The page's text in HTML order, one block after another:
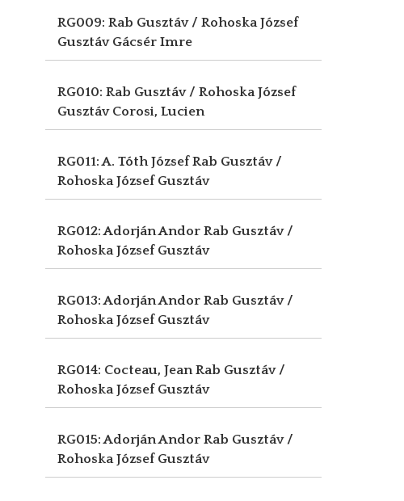
RG009: Rab Gusztáv / Rohoska József
Gusztáv Gácsér Imre
RG010: Rab Gusztáv / Rohoska József
Gusztáv Corosi, Lucien
RG011: A. Tóth JózsefRab Gusztáv /
Rohoska József Gusztáv
RG012: Adorján Andor Rab Gusztáv /
Rohoska József Gusztáv
RG013: Adorján Andor Rab Gusztáv /
Rohoska József Gusztáv
RG014: Cocteau, JeanRab Gusztáv /
Rohoska József Gusztáv
RG015: Adorján Andor Rab Gusztáv /
Rohoska József Gusztáv